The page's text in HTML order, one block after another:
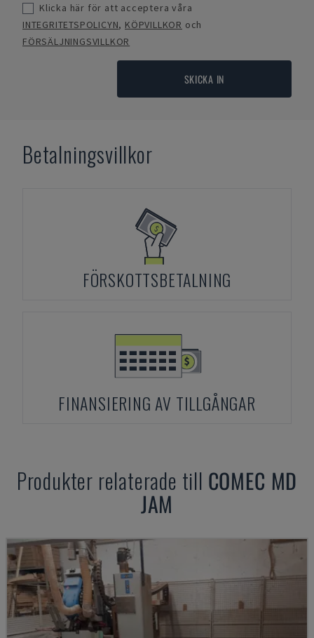
Klicka här för att acceptera våra
INTEGRITETSPOLICYN, KÖPVILLKOR och
FÖRSÄLJNINGSVILLKOR
SKICKA IN
Betalningsvillkor
FÖRSKOTTSBETALNING
FINANSIERING AV TILLGÅNGAR
Produkter relaterade till COMEC MD
JAM